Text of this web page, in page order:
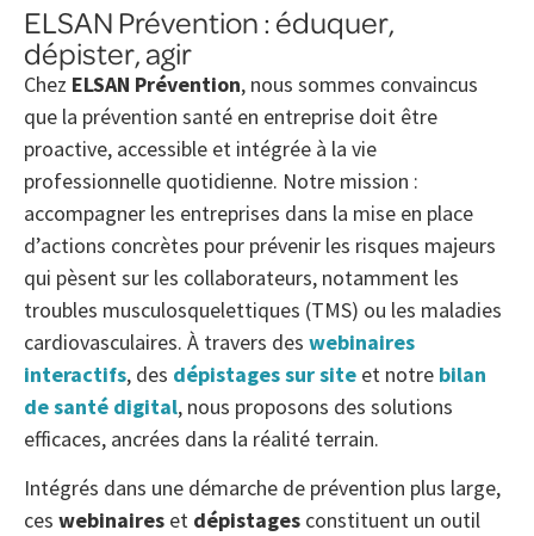
ELSAN Prévention : éduquer,
dépister, agir
Chez ELSAN Prévention, nous sommes convaincus
que la prévention santé en entreprise doit être
proactive, accessible et intégrée à la vie
professionnelle quotidienne. Notre mission :
accompagner les entreprises dans la mise en place
d’actions concrètes pour prévenir les risques majeurs
qui pèsent sur les collaborateurs, notamment les
troubles musculosquelettiques (TMS) ou les maladies
cardiovasculaires. À travers des webinaires
interactifs, des dépistages sur site et notre bilan
de santé digital, nous proposons des solutions
efficaces, ancrées dans la réalité terrain.
Intégrés dans une démarche de prévention plus large,
ces webinaires et dépistages constituent un outil